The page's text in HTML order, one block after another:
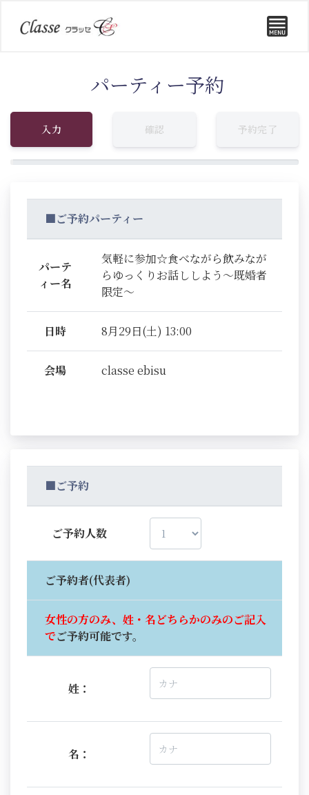
パーティー予約
入力 確認 予約完了
■ご予約パーティー
パーテ
ィー名
気軽に参加☆食べながら飲みなが
らゆっくりお話ししよう～既婚者
限定～
日時 8月29日(土) 13:00
会場 classe ebisu
■ご予約
ご予約人数
ご予約者(代表者)
女性の方のみ、姓・名どちらかのみのご記入
でご予約可能です。
姓：
名：